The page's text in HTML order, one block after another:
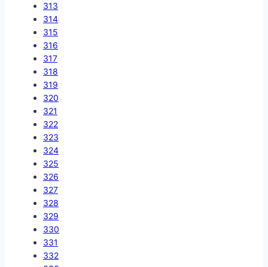
313
314
315
316
317
318
319
320
321
322
323
324
325
326
327
328
329
330
331
332